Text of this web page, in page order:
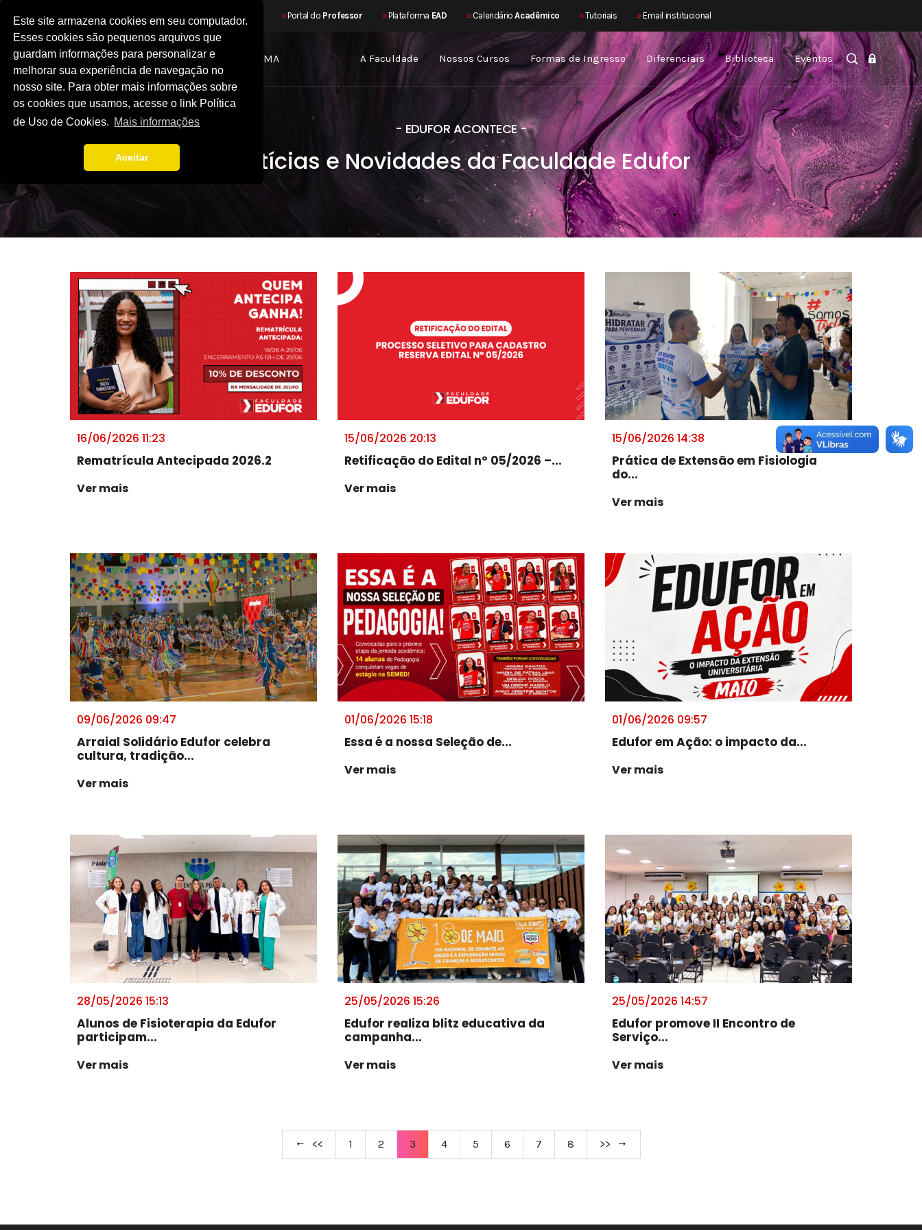
Este site armazena cookies em seu computador.
Esses cookies são pequenos arquivos que
guardam informações para personalizar e
melhorar sua experiência de navegação no
nosso site. Para obter mais informações sobre
os cookies que usamos, acesse o link Política
de Uso de Cookies. Mais informações
Aceitar
Portal do »Portal do Professor »Plataforma EAD »CalendárioAcadêmico »Tutoriais »Email institucional
| Unidade São Luis/MA A Faculdade Nossos Cursos Formas de Ingresso Diferenciais Biblioteca Eventos
- EDUFOR ACONTECE -
Notícias e Novidades da Faculdade Edufor
16/06/2026 11:23
Rematrícula Antecipada 2026.2
Ver mais
15/06/2026 20:13
Retificação do Edital nº 05/2026 –...
Ver mais
15/06/2026 14:38
Prática de Extensão em Fisiologia
do...
Ver mais
09/06/2026 09:47
Arraial Solidário Edufor celebra
cultura, tradição...
Ver mais
01/06/2026 15:18
Essa é a nossa Seleção de...
Ver mais
01/06/2026 09:57
Edufor em Ação: o impacto da...
Ver mais
28/05/2026 15:13
Alunos de Fisioterapia da Edufor
participam...
Ver mais
25/05/2026 15:26
Edufor realiza blitz educativa da
campanha...
Ver mais
25/05/2026 14:57
Edufor promove II Encontro de
Serviço...
Ver mais
<< 1 2 3 4 5 6 7 8 >>